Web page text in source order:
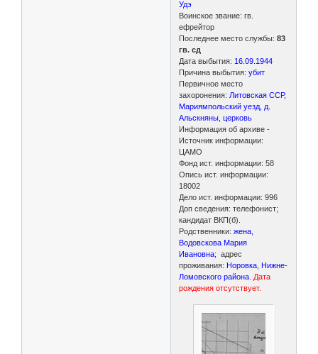
Удэ
Воинское звание: гв.
ефрейтор
Последнее место службы:83
гв. сд
Дата выбытия: 16.09.1944
Причина выбытия: убит
Первичное место
захоронения: Литовская ССР,
Мариямпольский уезд, д.
Альскняны, церковь
Информация об архиве -
Источник информации:
ЦАМО
Фонд ист. информации: 58
Опись ист. информации:
18002
Дело ист. информации: 996
Доп сведения: телефонист;
кандидат ВКП(б).
Родственники:жена,
Водовскова Мария
Ивановна; адрес
проживания: Норовка, Нижне-
Ломовского района Дата
рождения отсутствует.